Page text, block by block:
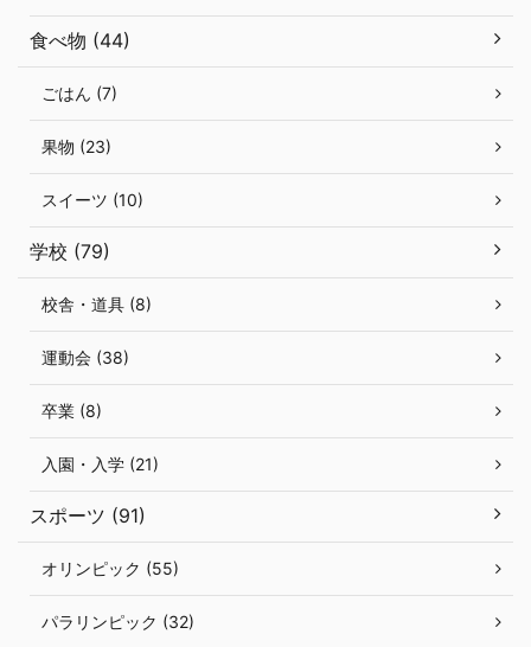
食べ物 (44)
ごはん (7)
果物 (23)
スイーツ (10)
学校 (79)
校舎・道具 (8)
運動会 (38)
卒業 (8)
入園・入学 (21)
スポーツ (91)
オリンピック (55)
パラリンピック (32)